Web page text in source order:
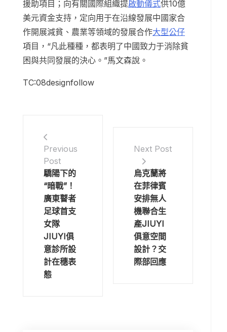
援助項目；向有關國際組織提啟動儀式供10億
美元資金支持，定向用于在沿線發展中國家合
作開展減貧、農業等領域的發展合作大型公仔
項目，“凡此種種，都表明了中國致力于消除貧
困與共同發展的決心。”馬文森說。
TC:08designfollow
Previous
Post
驕陽下的
“暗戰”！
廣東瞽者
足球首支
女隊
JIUYI俱
意診所設
計在穗表
態
Next Post
烏克蘭將
在菲律賓
安排無人
機聯合生
產JIUYI
俱意空間
設計？交
際部回應